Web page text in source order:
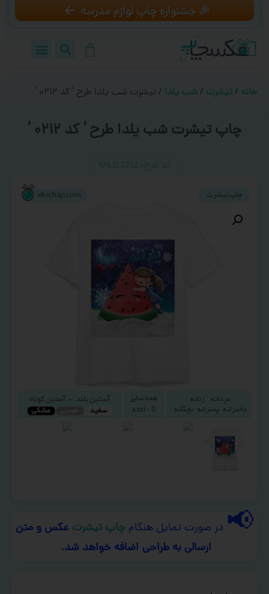
🎉 جشنواره چاپ لوازم مدرسه
خانه / تیشرت / شب یلدا / تیشرت شب یلدا طرح ‘ کد ۰۲۱۲ ‘
چاپ تیشرت شب یلدا طرح ‘ کد ۰۲۱۲ ‘
📢 در صورت تمایل هنگام چاپ تیشرت عکس و متن
ارسالی به طراحی اضافه خواهد شد.